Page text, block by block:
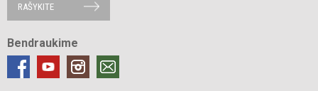
RAŠYKITE
Bendraukime